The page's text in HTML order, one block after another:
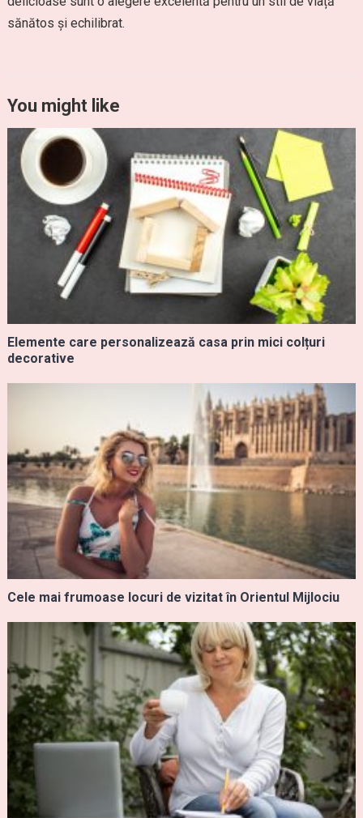
sănătos și echilibrat.
You might like
Elemente care personalizează casa prin mici colțuri
decorative
Cele mai frumoase locuri de vizitat în Orientul Mijlociu